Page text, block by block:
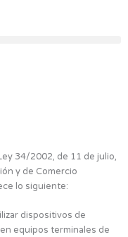
34/2002, de 11 de julio,
y de Comercio
lo siguiente:
dispositivos de
equipos terminales de